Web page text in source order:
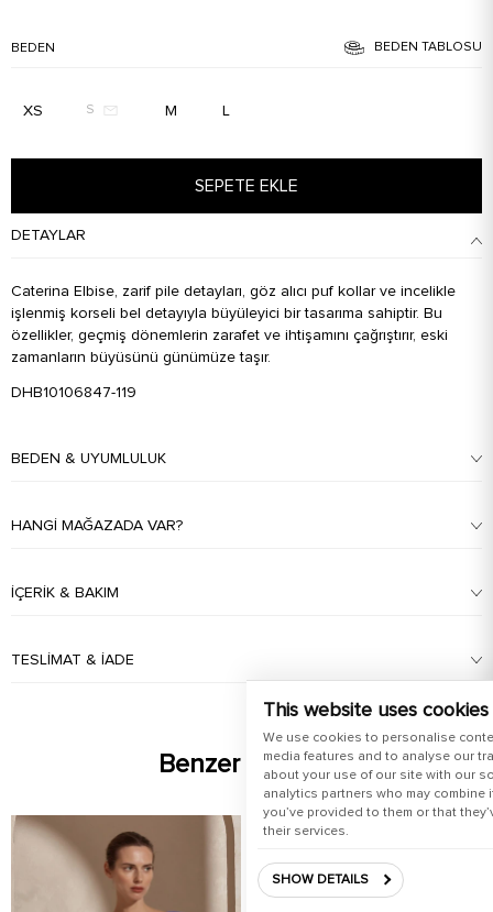
This website uses cookies
We use cookies to personalise
media features and to analyse our
about your use of our site with our
analytics partners who may
you’ve provided to them or that
their services.
SHOW DETAILS
BEDEN BEDEN TABLOSU
XS S M L
SEPETE EKLE
DETAYLAR
Caterina Elbise, zarif pile detayları, göz alıcı puf kollar ve incelikle
işlenmiş korseli bel detayıyla büyüleyici bir tasarıma sahiptir. Bu
özellikler, geçmiş dönemlerin zarafet ve ihtişamını çağrıştırır, eski
zamanların büyüsünü günümüze taşır.
DHB10106847-119
BEDEN & UYUMLULUK
HANGI MAĞAZADA VAR?
İÇERIK & BAKIM
TESLIMAT & İADE
Benzer Ürünler